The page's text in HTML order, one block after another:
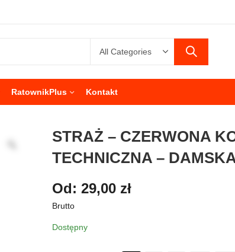
RatownikPlus Kontakt
STRAŻ – CZERWONA
TECHNICZNA –
Od: 29,00 zł
Brutto
Dostępny